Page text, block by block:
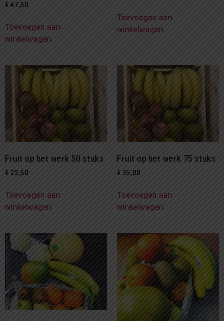
€47,50
Toevoegen aan
winkelwagen
Toevoegen aan
winkelwagen
Fruit op het werk 50 stuks
€ 22,50
Toevoegen aan
winkelwagen
Fruit op het werk 75 stuks
€ 35,00
Toevoegen aan
winkelwagen